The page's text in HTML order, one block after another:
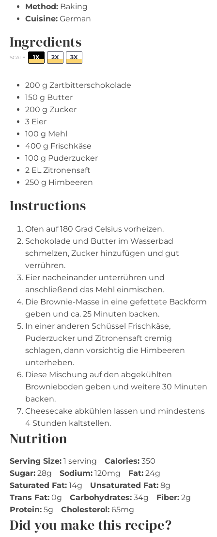
Method: Baking
Cuisine: German
Ingredients
SCALE 1X 2X 3X
200 g Zartbitterschokolade
150 g Butter
200 g Zucker
3 Eier
100 g Mehl
400 g Frischkäse
100 g Puderzucker
2 EL Zitronensaft
250 g Himbeeren
Instructions
Ofen auf 180 Grad Celsius vorheizen.
Schokolade und Butter im Wasserbad
schmelzen, Zucker hinzufügen und gut
verrühren.
Eier nacheinander unterrühren und
anschließend das Mehl einmischen.
Die Brownie-Masse in eine gefettete Backform
geben und ca. 25 Minuten backen.
In einer anderen Schüssel Frischkäse,
Puderzucker und Zitronensaft cremig
schlagen, dann vorsichtig die Himbeeren
unterheben.
Diese Mischung auf den abgekühlten
Brownieboden geben und weitere 30 Minuten
backen.
Cheesecake abkühlen lassen und mindestens
4 Stunden kaltstellen.
Nutrition
Serving Size: 1 serving Calories: 350
Sugar: 28g Sodium: 120mg Fat: 24g
Saturated Fat: 14g Unsaturated Fat: 8g
Trans Fat: 0g Carbohydrates: 34g Fiber: 2g
Protein: 5g Cholesterol: 65mg
Did you make this recipe?